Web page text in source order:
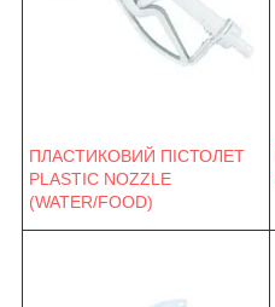
ПЛАСТИКОВИЙ ПІСТОЛЕТ
PLASTIC NOZZLE
(WATER/FOOD)